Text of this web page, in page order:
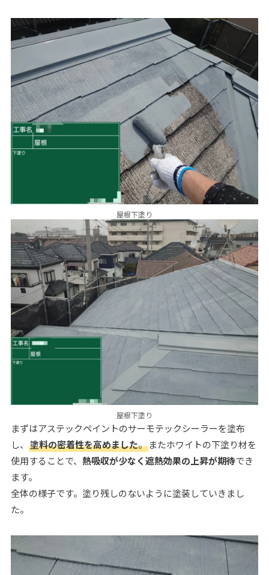
屋根下塗り
屋根下塗り
まずはアステックペイントのサーモテックシーラーを塗布
し、 塗料の密着性を高めました。またホワイトの下塗り材を
使用することで、 熱吸収が少なく遮熱効果の上昇が期待でき
ます。
全体の様子です。塗り残しのないように塗装していきまし
た。